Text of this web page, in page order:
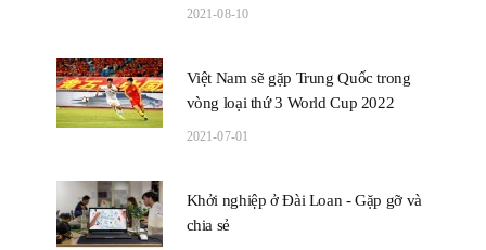
2021-08-10
Việt Nam sẽ gặp Trung Quốc trong
vòng loại thứ 3 World Cup 2022
2021-07-01
Khởi nghiệp ở Đài Loan - Gặp gỡ và
chia sẻ